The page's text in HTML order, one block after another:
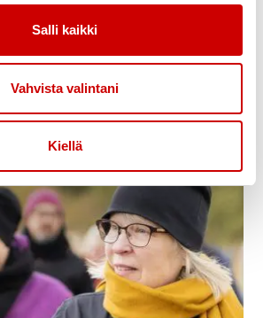
Salli kaikki
Vahvista valintani
Kiellä
(på kommande)